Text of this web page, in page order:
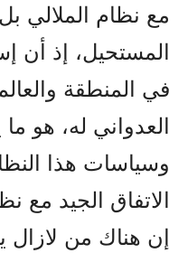
مع نظام الملالي
المستحيل، إذ أن
في المنطقة
العدواني له، هو
وسياسات هذا
الاتفاق الجيد مع
إن هناك من لازال